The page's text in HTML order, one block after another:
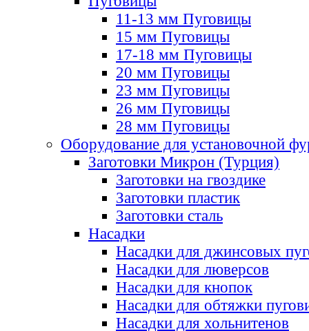
11-13 мм Пуговицы
15 мм Пуговицы
17-18 мм Пуговицы
20 мм Пуговицы
23 мм Пуговицы
26 мм Пуговицы
28 мм Пуговицы
Оборудование для установочной
Заготовки Микрон (Турция)
Заготовки на гвоздике
Заготовки пластик
Заготовки сталь
Насадки
Насадки для джинсовых
Насадки для люверсов
Насадки для кнопок
Насадки для обтяжки
Насадки для хольнитенов